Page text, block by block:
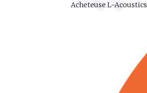
Acheteuse L-Acoustics
“